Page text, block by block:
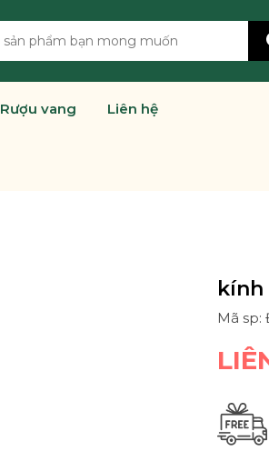
Rượu vang Liên hệ
kính
Mã